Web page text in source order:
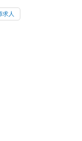
求人